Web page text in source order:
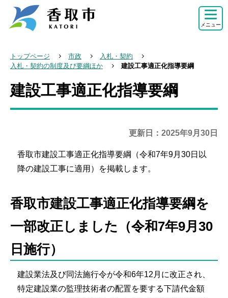
メニュー
トップページ 市政
入札・契約
入札・契約の制度及び要綱ほか
建設工事適正化指導要綱
本
建設工事適正化指導要綱
更新日：2025年9月30日
香取市建設工事適正化指導要綱（令和7年9月30日以
降の建設工事に適用）を掲載します。
香取市建設工事適正化指導要綱を
一部改正しました（令和7年9月30
日施行）
建設業法及び同法施行令が令和6年12月に改正され、
特定建設業の監理技術者の配置を要する下請代金額